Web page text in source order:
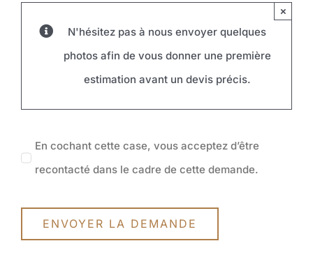
N'hésitez pas à nous envoyer quelques
photos afin de vous donner une première
estimation avant un devis précis.
×
En cochant cette case, vous acceptez d’être
recontacté dans le cadre de cette demande.
ENVOYER LA DEMANDE